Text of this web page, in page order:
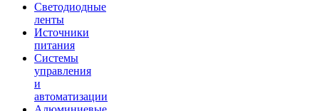
Светодиодные
ленты
Источники
питания
Системы
управления
и
автоматизации